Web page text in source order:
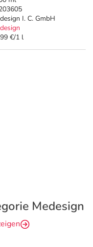
I. C. GmbH
€/1 l
Medesign